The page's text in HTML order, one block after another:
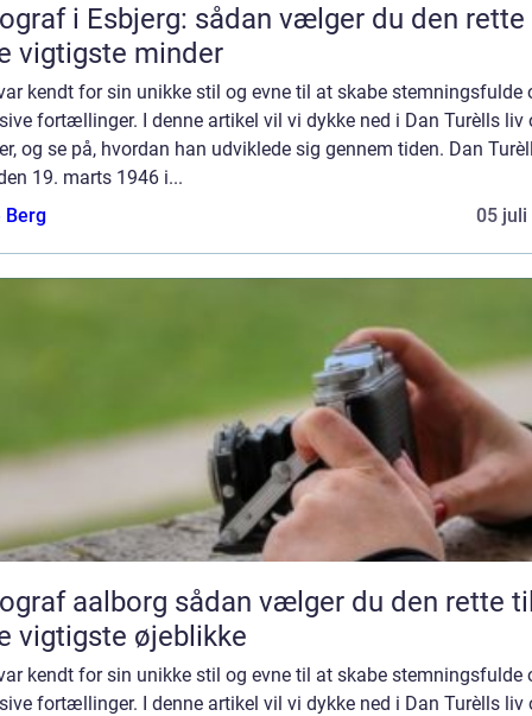
i Esbjerg: sådan vælger du den
vigtigste minder
kendt for sin unikke stil og evne til at skabe stemningsfulde
fortællinger. I denne artikel vil vi dykke ned i Dan Turèlls liv
og se på, hvordan han udviklede sig gennem tiden. Dan
19. marts 1946 i...
Berg
05 juli
sådan vælger du den rette til
vigtigste øjeblikke
kendt for sin unikke stil og evne til at skabe stemningsfulde
fortællinger. I denne artikel vil vi dykke ned i Dan Turèlls liv